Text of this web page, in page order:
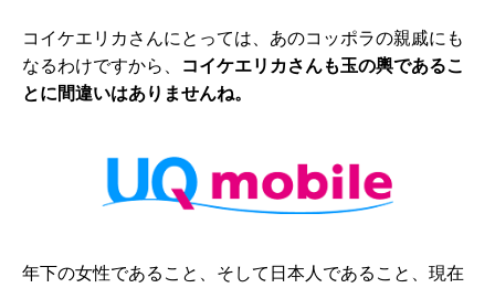
コイケエリカさんにとっては、あのコッポラの親戚にも
なるわけですから、 コイケエリカさんも玉の輿であるこ
とに間違いはありませんね。
年下の女性であること、そして日本人であること、現在